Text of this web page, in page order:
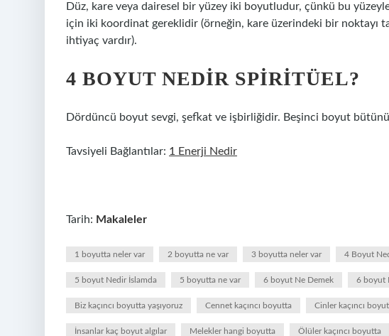
Düz, kare veya dairesel bir yüzey iki boyutludur, çünkü bu
için iki koordinat gereklidir (örneğin, kare üzerindeki bir noktayı
ihtiyaç vardır).
4 BOYUT NEDIR SPIRITÜEL?
Dördüncü boyut sevgi, şefkat ve işbirliğidir. Beşinci boyut
Tavsiyeli Bağlantılar: 1 Enerji Nedir
Tarih: Makaleler
1 boyutta neler var 2 boyutta ne var 3 boyutta neler var 4 Boyut
5 boyut Nedir İslamda 5 boyutta ne var 6 boyut Ne Demek 6 boyut
Biz kaçıncı boyutta yaşıyoruz Cennet kaçıncı boyutta Cinler kaçıncı boyut
İnsanlar kaç boyut algılar Melekler hangi boyutta Ölüler kaçıncı boyutta